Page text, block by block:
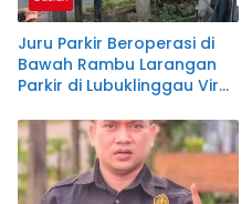
Juru Parkir Beroperasi di
Bawah Rambu Larangan
Parkir di Lubuklinggau Viral,
Pelanggaran.SK DI
PERTANYAKAN